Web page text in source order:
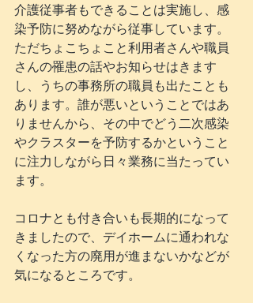
介護従事者もできることは実施し、感
染予防に努めながら従事しています。
ただちょこちょこと利用者さんや職員
さんの罹患の話やお知らせはきます
し、うちの事務所の職員も出たことも
あります。誰が悪いということではあ
りませんから、その中でどう二次感染
やクラスターを予防するかということ
に注力しながら日々業務に当たってい
ます。
コロナとも付き合いも長期的になって
きましたので、デイホームに通われな
くなった方の廃用が進まないかなどが
気になるところです。